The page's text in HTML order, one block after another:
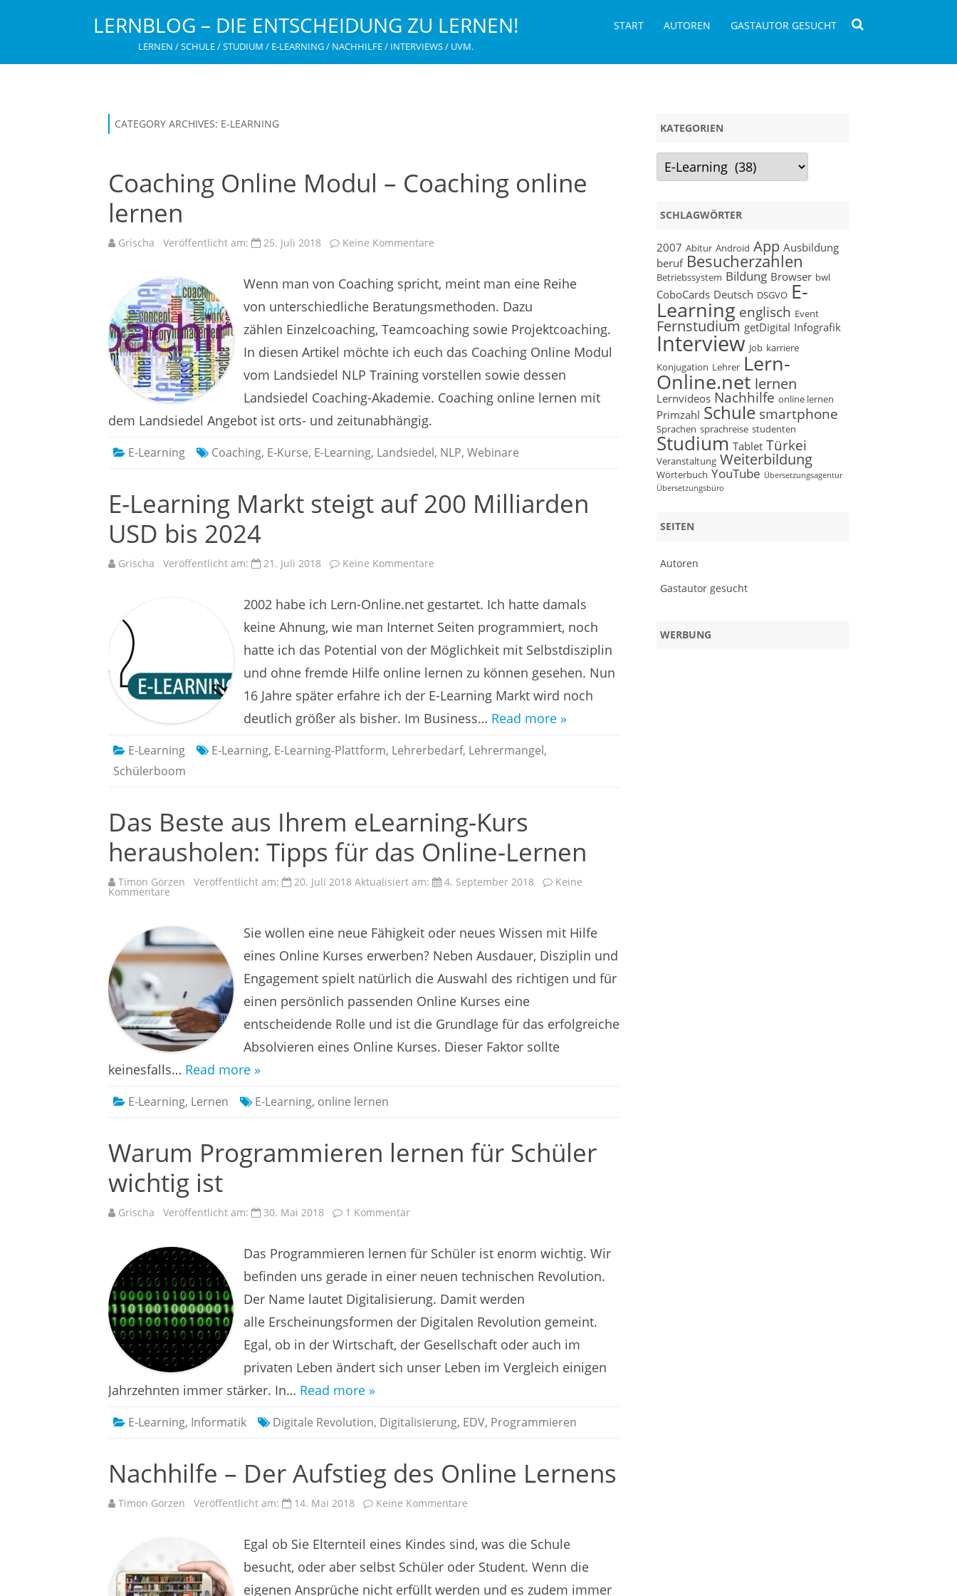
LERNBLOG – DIE ENTSCHEIDUNG ZU LERNEN!
LERNEN / SCHULE / STUDIUM / E-LEARNING / NACHHILFE / INTERVIEWS / UVM.
START AUTOREN GASTAUTOR GESUCHT
CATEGORY ARCHIVES: E-LEARNING
Coaching Online Modul – Coaching online
lernen
Grischa Veröffentlicht am: 25. Juli 2018 Keine Kommentare
–
Coaching
online
lernen
Wenn man von Coaching spricht, meint man eine Reihe
von unterschiedliche Beratungsmethoden. Dazu
zählen Einzelcoaching, Teamcoaching sowie Projektcoaching.
In diesen Artikel möchte ich euch das Coaching Online Modul
vom Landsiedel NLP Training vorstellen sowie dessen
Landsiedel Coaching-Akademie. Coaching online lernen mit
dem Landsiedel Angebot ist orts- und zeitunabhängig.
E-Learning Coaching, E-Kurse, E-Learning, Landsiedel, NLP, Webinare
E-Learning Markt steigt auf 200 Milliarden
USD bis 2024
Grischa Veröffentlicht am: 21. Juli 2018 Keine Kommentare
steigt
auf
200
Milliarden
USD
bis
2024
2002 habe ich Lern-Online.net gestartet. Ich hatte damals
keine Ahnung, wie man Internet Seiten programmiert, noch
hatte ich das Potential von der Möglichkeit mit Selbstdisziplin
und ohne fremde Hilfe online lernen zu können gesehen. Nun
16 Jahre später erfahre ich der E-Learning Markt wird noch
deutlich größer als bisher. Im Business… Read more »
E-Learning E-Learning, E-Learning-Plattform, Lehrerbedarf, Lehrermangel,
Schülerboom
Das Beste aus Ihrem eLearning-Kurs
herausholen: Tipps für das Online-Lernen
Timon Görzen Veröffentlicht am: 20. Juli 2018 Aktualisiert am: 4. September 2018 Keine
Kommentare
Ihrem
eLearning-
Kurs
herausholen:
Tipps
das
Online-
Lernen
Sie wollen eine neue Fähigkeit oder neues Wissen mit Hilfe
eines Online Kurses erwerben? Neben Ausdauer, Disziplin und
Engagement spielt natürlich die Auswahl des richtigen und für
einen persönlich passenden Online Kurses eine
entscheidende Rolle und ist die Grundlage für das erfolgreiche
Absolvieren eines Online Kurses. Dieser Faktor sollte
keinesfalls… Read more »
E-Learning, Lernen E-Learning, online lernen
Warum Programmieren lernen für Schüler
wichtig ist
Grischa Veröffentlicht am: 30. Mai 2018 1 Kommentarzu
für
Schüler
wichtig
ist
Das Programmieren lernen für Schüler ist enorm wichtig. Wir
befinden uns gerade in einer neuen technischen Revolution.
Der Name lautet Digitalisierung. Damit werden
alle Erscheinungsformen der Digitalen Revolution gemeint.
Egal, ob in der Wirtschaft, der Gesellschaft oder auch im
privaten Leben ändert sich unser Leben im Vergleich einigen
Jahrzehnten immer stärker. In… Read more »
E-Learning, Informatik Digitale Revolution, Digitalisierung, EDV, Programmieren
Nachhilfe – Der Aufstieg des Online Lernens
Timon Görzen Veröffentlicht am: 14. Mai 2018 Keine Kommentare
Aufstieg
des
Online
Lernens
Egal ob Sie Elternteil eines Kindes sind, was die Schule
besucht, oder aber selbst Schüler oder Student. Wenn die
eigenen Ansprüche nicht erfüllt werden und es zudem immer
KATEGORIEN
Kategorien
SCHLAGWÖRTER
2007 Abitur Android App Ausbildung
beruf Besucherzahlen
Betriebssystem Bildung Browser bwl
CoboCards Deutsch DSGVO E-
Learning englisch Event
Fernstudium getDigital Infografik
Interview Job karriere
Konjugation Lehrer Lern-
Online.net lernen
Lernvideos Nachhilfe online lernen
Primzahl Schule smartphone
Sprachen sprachreise studenten
Studium Tablet Türkei
Veranstaltung Weiterbildung
Wörterbuch YouTube Übersetzungsagentur
Übersetzungsbüro
SEITEN
Autoren
Gastautor gesucht
WERBUNG